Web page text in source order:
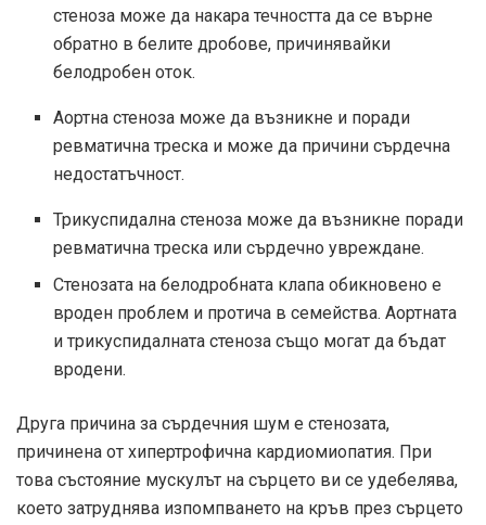
стеноза може да накара течността да се върне
обратно в белите дробове, причинявайки
белодробен оток.
Аортна стеноза може да възникне и поради
ревматична треска и може да причини сърдечна
недостатъчност.
Трикуспидална стеноза може да възникне поради
ревматична треска или сърдечно увреждане.
Стенозата на белодробната клапа обикновено е
вроден проблем и протича в семейства. Аортната
и трикуспидалната стеноза също могат да бъдат
вродени.
Друга причина за сърдечния шум е стенозата,
причинена от хипертрофична кардиомиопатия. При
това състояние мускулът на сърцето ви се удебелява,
което затруднява изпомпването на кръв през сърцето